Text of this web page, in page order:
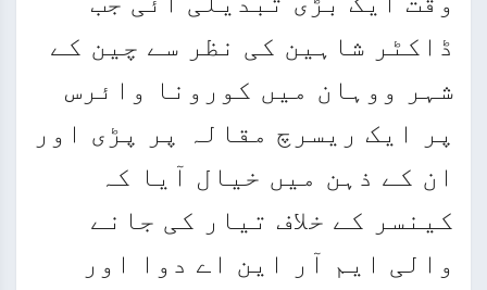
ڈاکٹر شاہین کی نظر سے چین کے
شہر ووہان میں کورونا وائرس
پر ایک ریسرچ مقالہ پر پڑی اور
ان کے ذہن میں خیال آیا کہ
کینسر کے خلاف تیار کی جانے
والی ایم آر این اے دوا اور